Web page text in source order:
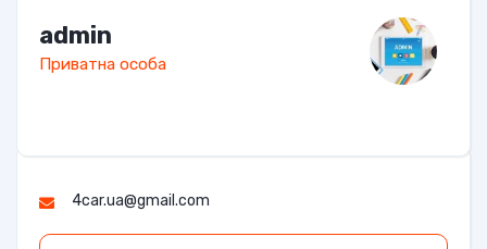
admin
Приватна особа
4car.ua@gmail.com